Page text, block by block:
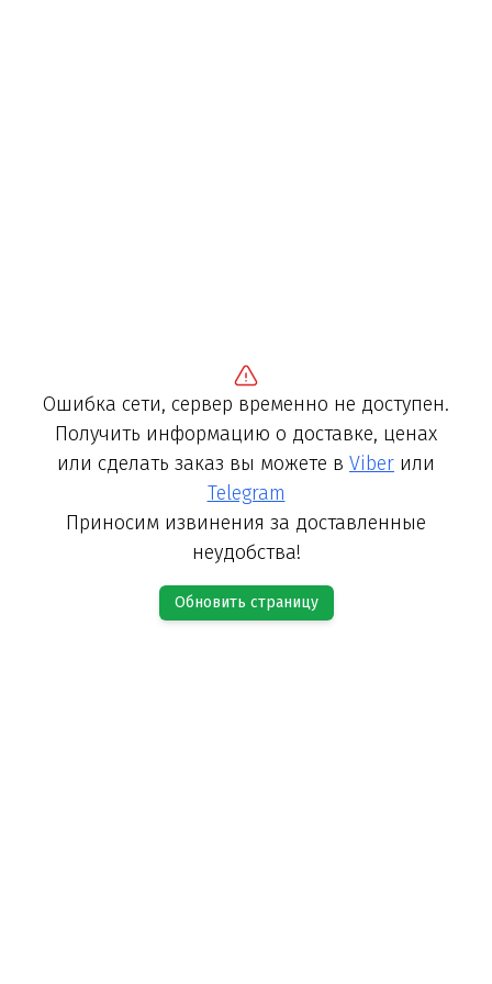
Ошибка сети, сервер временно не доступен.
Получить информацию о доставке, ценах
или сделать заказ вы можете в Viber или
Telegram
Приносим извинения за доставленные
неудобства!
Обновить страницу